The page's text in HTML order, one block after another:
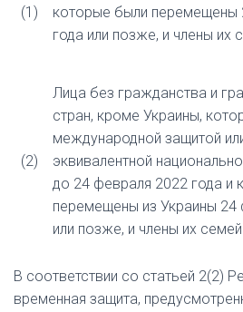
(1)
которые были перемещены
года или позже, и члены их
(2)
Лица без гражданства и
стран, кроме Украины,
международной защитой
эквивалентной
до 24 февраля 2022 года и
перемещены из Украины 24
или позже, и члены их семей
В соответствии со статьей 2(2)
временная защита,